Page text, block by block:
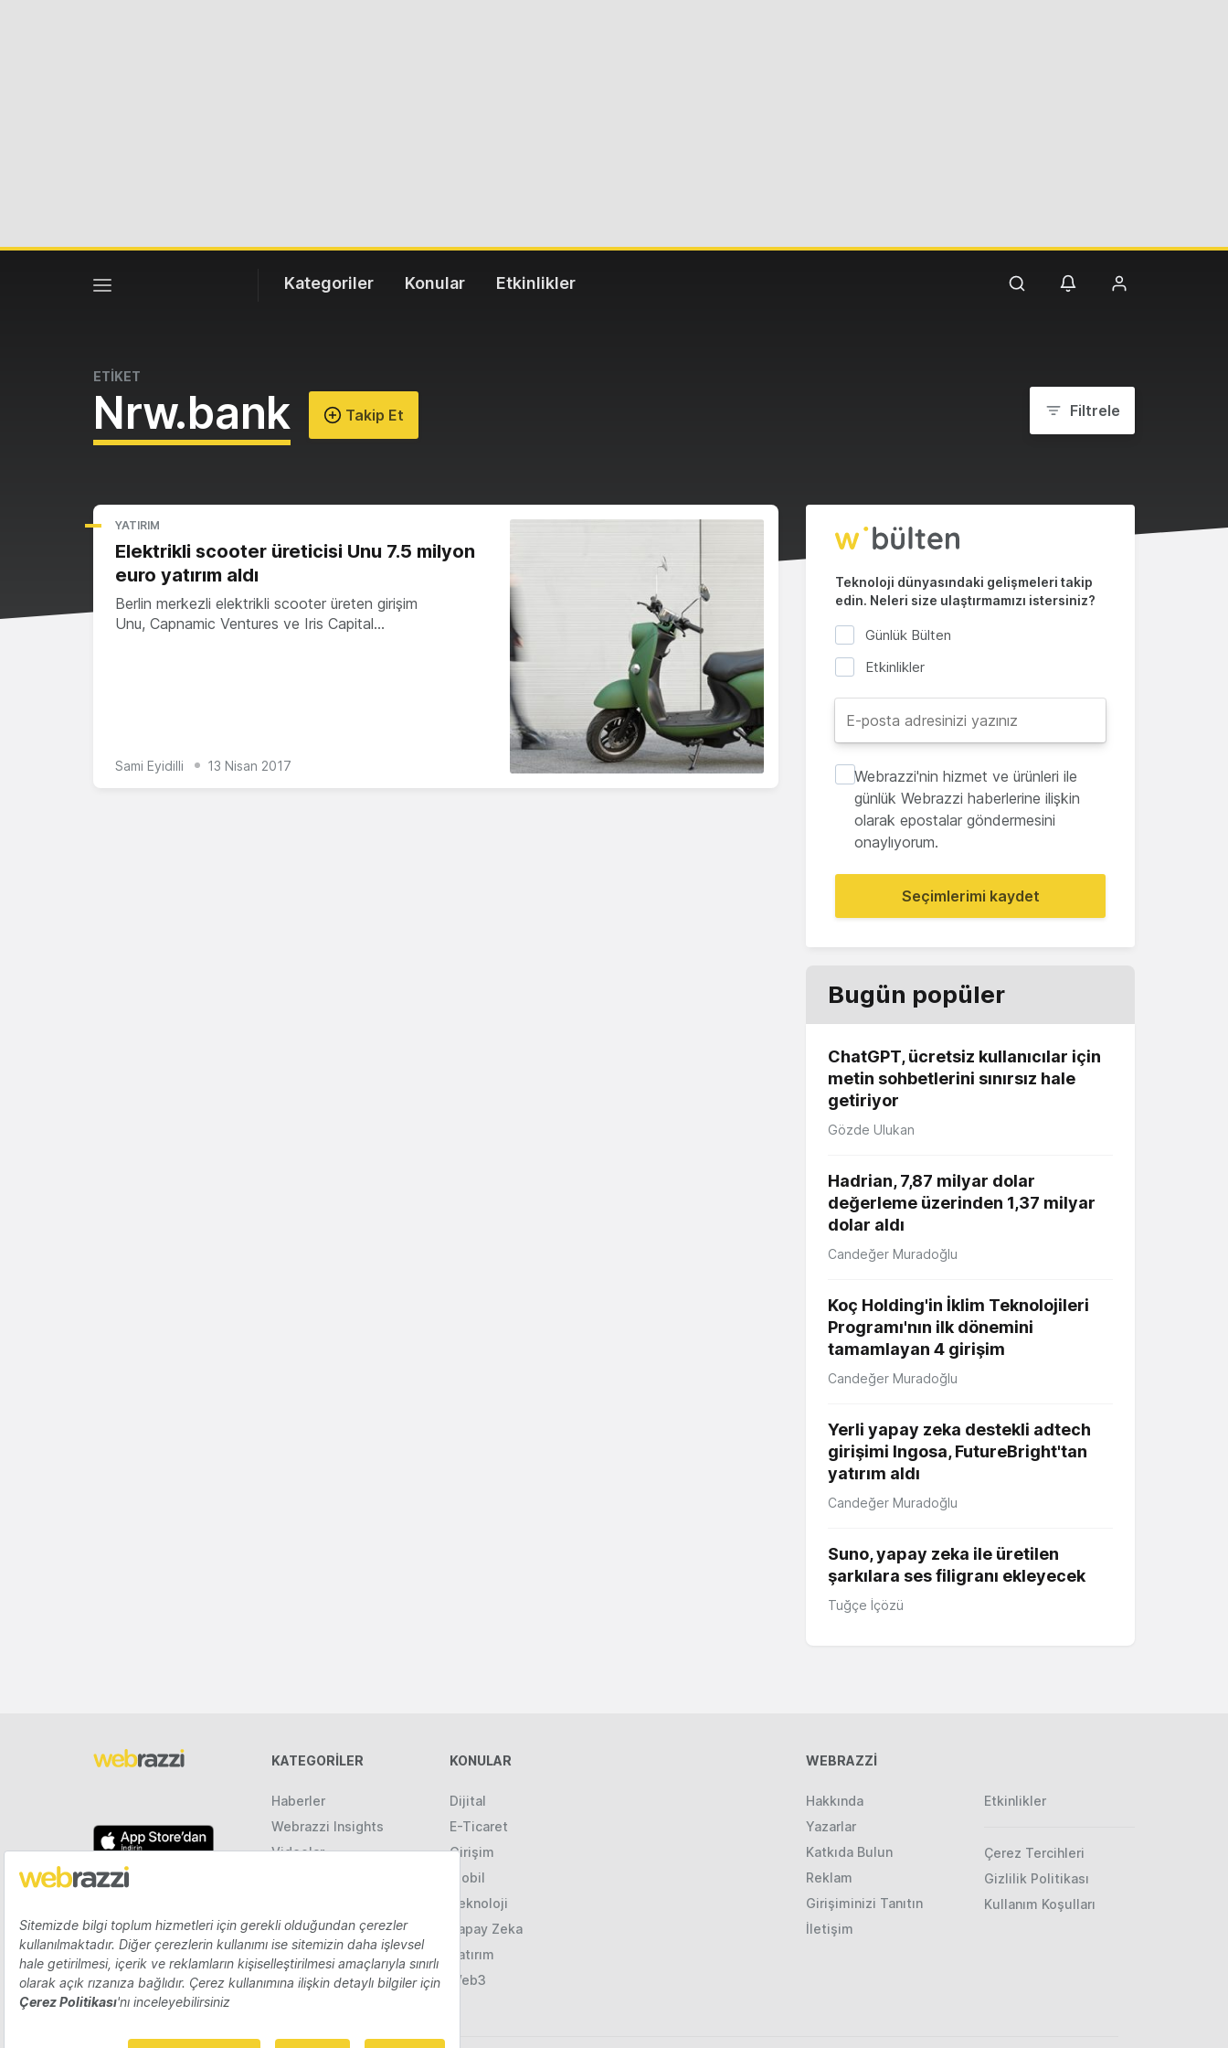
Kategoriler Konular Etkinlikler
ETİKET
Nrw.bank Takip Et Filtrele
YATIRIM
Elektrikli scooter üreticisi Unu 7.5 milyon
euro yatırım aldı
Berlin merkezli elektrikli scooter üreten girişim
Unu, Capnamic Ventures ve Iris Capital…
Sami Eyidilli 13 Nisan 2017
Teknoloji dünyasındaki gelişmeleri takip
edin. Neleri size ulaştırmamızı istersiniz?
Günlük Bülten
Etkinlikler
Webrazzi'nin hizmet ve ürünleri ile
günlük Webrazzi haberlerine ilişkin
olarak epostalar göndermesini
onaylıyorum.
Seçimlerimi kaydet
Bugün popüler
ChatGPT, ücretsiz kullanıcılar için
metin sohbetlerini sınırsız hale
getiriyor
Gözde Ulukan
Hadrian, 7,87 milyar dolar
değerleme üzerinden 1,37 milyar
dolar aldı
Candeğer Muradoğlu
Koç Holding'in İklim Teknolojileri
Programı'nın ilk dönemini
tamamlayan 4 girişim
Candeğer Muradoğlu
Yerli yapay zeka destekli adtech
girişimi Ingosa, FutureBright'tan
yatırım aldı
Candeğer Muradoğlu
Suno, yapay zeka ile üretilen
şarkılara ses filigranı ekleyecek
Tuğçe İçözü
KATEGORILER
Haberler
Webrazzi Insights
Videolar
KONULAR
Dijital
E-Ticaret
Girişim
Mobil
Teknoloji
Yapay Zeka
Yatırım
Web3
WEBRAZZİ
Hakkında
Yazarlar
Katkıda Bulun
Reklam
Girişiminizi Tanıtın
İletişim
Etkinlikler
Çerez Tercihleri
Gizlilik Politikası
Kullanım Koşulları